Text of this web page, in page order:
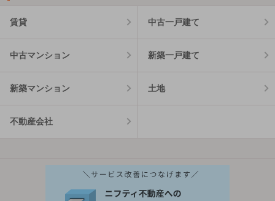
賃貸 中古一戸建て
中古マンション 新築一戸建て
新築マンション 土地
不動産会社